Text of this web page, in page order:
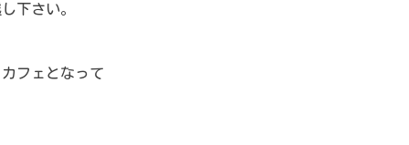
下さい。
フェとなって